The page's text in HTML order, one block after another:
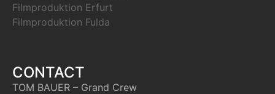
Filmproduktion Erfurt
Filmproduktion Fulda
CONTACT
TOM BAUER – Grand Crew